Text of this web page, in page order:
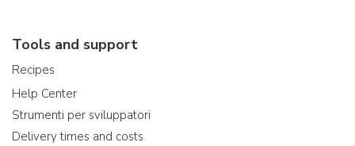
Tools and support
Recipes
Help Center
Strumenti per sviluppatori
Delivery times and costs